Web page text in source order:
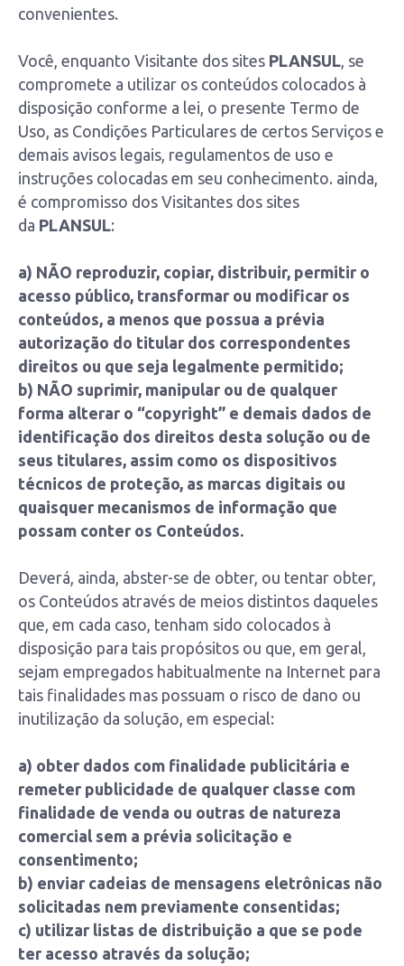
convenientes.
Você, enquanto Visitante dos sites PLANSUL , se
compromete a utilizar os conteúdos colocados à
disposição conforme a lei, o presente Termo de
Uso, as Condições Particulares de certos Serviços e
demais avisos legais, regulamentos de uso e
instruções colocadas em seu conhecimento. ainda,
é compromisso dos Visitantes dos sites
da PLANSUL:
a) NÃO reproduzir, copiar, distribuir, permitir o
acesso público, transformar ou modificar os
conteúdos, a menos que possua a prévia
autorização do titular dos correspondentes
direitos ou que seja legalmente permitido;
b) NÃO suprimir, manipular ou de qualquer
forma alterar o “copyright” e demais dados de
identificação dos direitos desta solução ou de
seus titulares, assim como os dispositivos
técnicos de proteção, as marcas digitais ou
quaisquer mecanismos de informação que
possam conter os Conteúdos.
Deverá, ainda, abster-se de obter, ou tentar obter,
os Conteúdos através de meios distintos daqueles
que, em cada caso, tenham sido colocados à
disposição para tais propósitos ou que, em geral,
sejam empregados habitualmente na Internet para
tais finalidades mas possuam o risco de dano ou
inutilização da solução, em especial:
a) obter dados com finalidade publicitária e
remeter publicidade de qualquer classe com
finalidade de venda ou outras de natureza
comercial sem a prévia solicitação e
consentimento;
b) enviar cadeias de mensagens eletrônicas não
solicitadas nem previamente consentidas;
c) utilizar listas de distribuição a que se pode
ter acesso através da solução;